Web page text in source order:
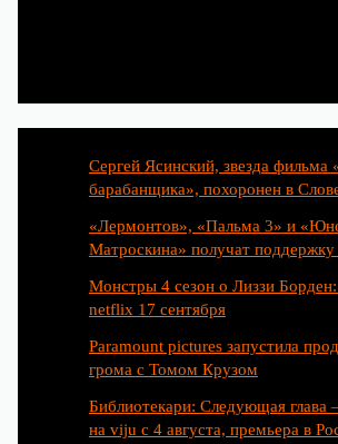
Сергей Ясинский, звезда фильма
барабанщика», похоронен в
«Лермонтов», «Пальма 3» и
Матроскина» получат
Монстры 4 сезон о Лиззи
netflix 17 сентября
Paramount pictures запустила
грома с Томом Крузом
Библиотекари: Следующая глава
на viju с 4 августа, премьера в